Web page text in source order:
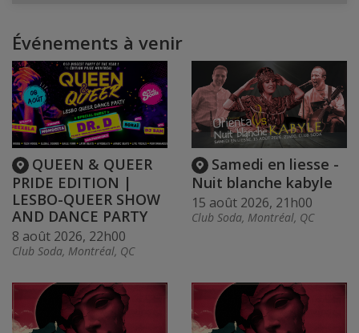
Événements à venir
QUEEN & QUEER
PRIDE EDITION |
LESBO-QUEER SHOW
AND DANCE PARTY
8 août 2026, 22h00
Club Soda, Montréal, QC
Samedi en liesse -
Nuit blanche kabyle
15 août 2026, 21h00
Club Soda, Montréal, QC